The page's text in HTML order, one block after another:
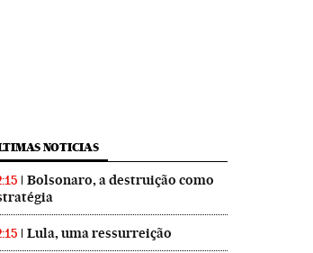
NOTICIAS
Bolsonaro, a destruição como
Lula, uma ressurreição